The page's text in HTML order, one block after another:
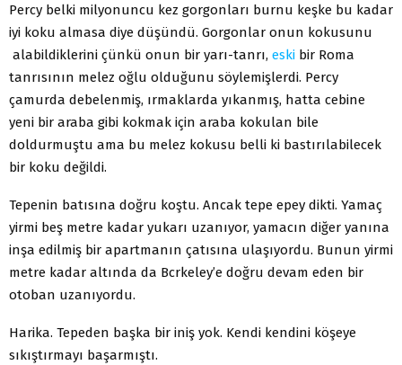
Percy belki milyonuncu kez gorgonları burnu keşke bu kadar
iyi koku almasa diye düşündü. Gorgonlar onun kokusunu
alabildiklerini çünkü onun bir yarı-tanrı, eski bir Roma
tanrısının melez oğlu olduğunu söylemişlerdi. Percy
çamurda debelenmiş, ırmaklarda yıkanmış, hatta cebine
yeni bir araba gibi kokmak için araba kokulan bile
doldurmuştu ama bu melez kokusu belli ki bastırılabilecek
bir koku değildi.
Tepenin batısına doğru koştu. Ancak tepe epey dikti. Yamaç
yirmi beş metre kadar yukarı uzanıyor, yamacın diğer yanına
inşa edilmiş bir apartmanın çatısına ulaşıyordu. Bunun yirmi
metre kadar altında da Bcrkeley’e doğru devam eden bir
otoban uzanıyordu.
Harika. Tepeden başka bir iniş yok. Kendi kendini köşeye
sıkıştırmayı başarmıştı.